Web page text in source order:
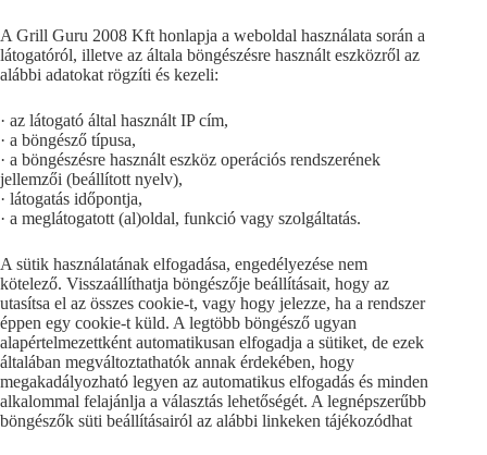
A Grill Guru 2008 Kft honlapja a weboldal használata során a
látogatóról, illetve az általa böngészésre használt eszközről az
alábbi adatokat rögzíti és kezeli:
· az látogató által használt IP cím,
· a böngésző típusa,
· a böngészésre használt eszköz operációs rendszerének
jellemzői (beállított nyelv),
· látogatás időpontja,
· a meglátogatott (al)oldal, funkció vagy szolgáltatás.
A sütik használatának elfogadása, engedélyezése nem
kötelező. Visszaállíthatja böngészője beállításait, hogy az
utasítsa el az összes cookie-t, vagy hogy jelezze, ha a rendszer
éppen egy cookie-t küld. A legtöbb böngésző ugyan
alapértelmezettként automatikusan elfogadja a sütiket, de ezek
általában megváltoztathatók annak érdekében, hogy
megakadályozható legyen az automatikus elfogadás és minden
alkalommal felajánlja a választás lehetőségét. A legnépszerűbb
böngészők süti beállításairól az alábbi linkeken tájékozódhat